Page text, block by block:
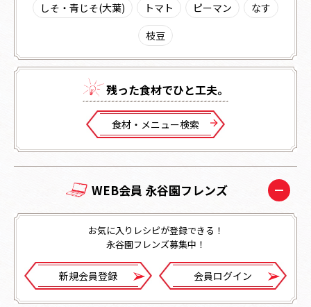
しそ・青じそ(大葉) トマト ピーマン
なす
枝豆
残った⾷材でひと⼯夫。
⾷材・メニュー検索
WEB会員 永谷園フレンズ
お気に入りレシピが登録できる！
永谷園フレンズ募集中！
新規会員登録 会員ログイン